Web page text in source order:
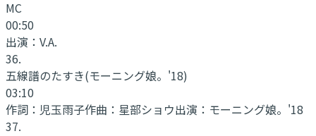
MC
00:50
出演： V.A.
36.
五線譜のたすき(モーニング娘。'18)
03:10
作詞： 児玉雨子作曲： 星部ショウ出演： モーニング娘。'18
37.